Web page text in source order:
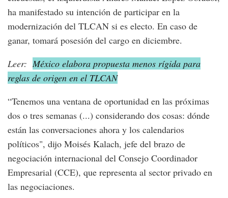
ha manifestado su intención de participar en la
modernización del TLCAN si es electo. En caso de
ganar, tomará posesión del cargo en diciembre.
Leer: México elabora propuesta menos rígida para
reglas de origen en el TLCAN
“Tenemos una ventana de oportunidad en las próximas
dos o tres semanas (...) considerando dos cosas: dónde
están las conversaciones ahora y los calendarios
políticos", dijo Moisés Kalach, jefe del brazo de
negociación internacional del Consejo Coordinador
Empresarial (CCE), que representa al sector privado en
las negociaciones.